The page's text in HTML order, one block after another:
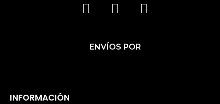
INFORMACIÓN
F
C
E
I
S
T
T
ENVÍOS POR